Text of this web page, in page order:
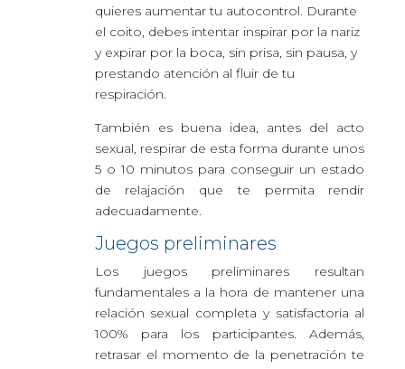
quieres aumentar tu autocontrol. Durante
el coito, debes intentar inspirar por la nariz
y expirar por la boca, sin prisa, sin pausa, y
prestando atención al fluir de tu
respiración.
También es buena idea, antes del acto
sexual, respirar de esta forma durante unos
5 o 10 minutos para conseguir un estado
de relajación que te permita rendir
adecuadamente.
Juegos preliminares
Los juegos preliminares resultan
fundamentales a la hora de mantener una
relación sexual completa y satisfactoria al
100% para los participantes. Además,
retrasar el momento de la penetración te